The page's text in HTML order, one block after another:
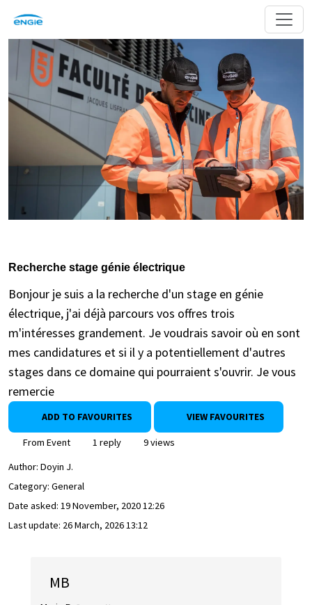
Recherche stage génie électrique
Bonjour je suis a la recherche d'un stage en génie
électrique, j'ai déjà parcours vos offres trois
m'intéresses grandement. Je voudrais savoir où en sont
mes candidatures et si il y a potentiellement d'autres
stages dans ce domaine qui pourraient s'ouvrir. Je vous
remercie
ADD TO FAVOURITES VIEW FAVOURITES
From Event 1 reply
9 views
Author: Doyin J.
Category: General
Date asked: 19 November, 2020 12:26
Last update: 26 March, 2026 13:12
MB